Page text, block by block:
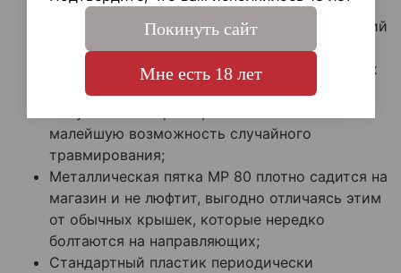
создании был взят боевой аналог;
Цельнофрезерованное изделие имеет высокий
запас прочностных показателей, не
подвержено влиянию температур и погодных
условий;
малейшую возможность случайного
травмирования;
Металлическая пятка МР 80 плотно садится на
магазин и не люфтит, выгодно отличаясь этим
от обычных крышек, которые нередко
болтаются на направляющих;
Стандартный пластик периодически
Покинуть сайт
Мне есть 18 лет